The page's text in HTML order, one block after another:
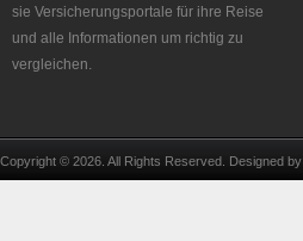
sie Versicherungsportale für ihre Reise
und alle Informationen um richtig zu
vergleichen.
Copyright © 2026. All Rights Reserved. Designed by